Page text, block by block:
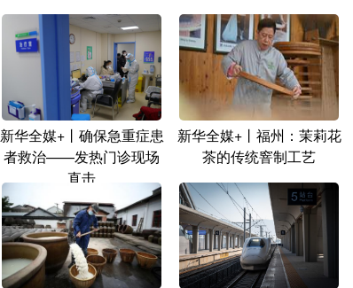
新华全媒+丨确保急重症患
者救治——发热门诊现场
直击
新华全媒+丨福州：茉莉花
茶的传统窨制工艺